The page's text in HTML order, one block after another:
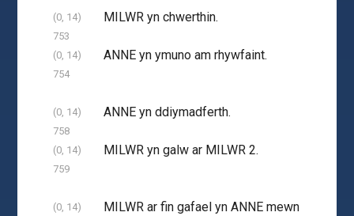
(0, 14)
753
MILWR yn chwerthin.
(0, 14)
754
ANNE yn ymuno am rhywfaint.
(0, 14)
758
ANNE yn ddiymadferth.
(0, 14)
759
MILWR yn galw ar MILWR 2.
(0, 14)
MILWR ar fin gafael yn ANNE mewn